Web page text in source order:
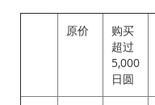
原价
购买
超过
5,000
日圆